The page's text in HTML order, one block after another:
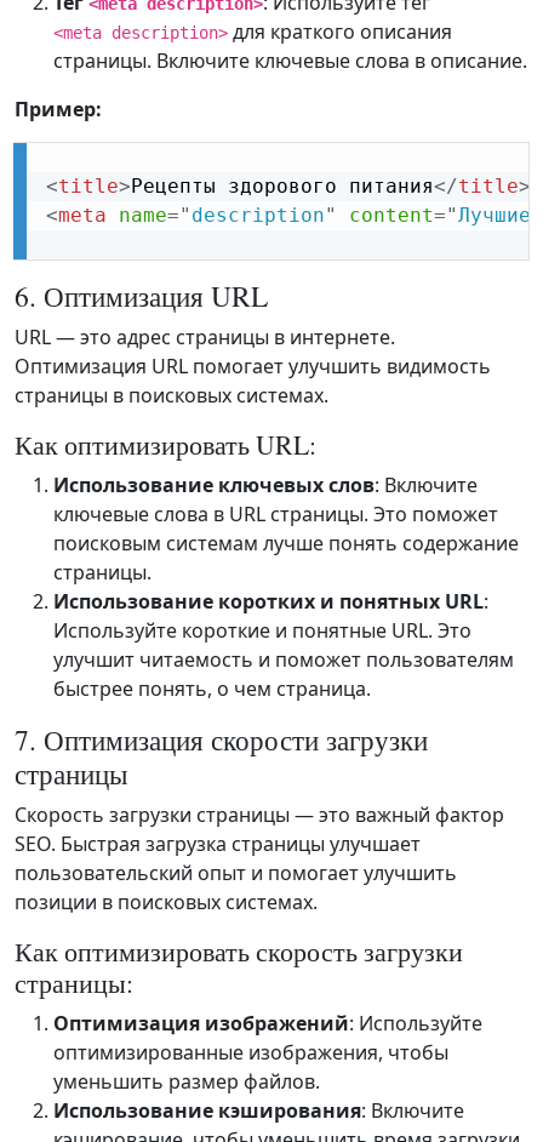
<meta description> для краткого описания
страницы. Включите ключевые слова в описание.
Пример:
<title>Рецепты здорового питания</title>
<meta name=" description" content="Лучшие
6. Оптимизация URL
URL — это адрес страницы в интернете.
Оптимизация URL помогает улучшить видимость
страницы в поисковых системах.
Как оптимизировать URL:
Использование ключевых слов: Включите
ключевые слова в URL страницы. Это поможет
поисковым системам лучше понять содержание
страницы.
Использование коротких и понятных URL:
Используйте короткие и понятные URL. Это
улучшит читаемость и поможет пользователям
быстрее понять, о чем страница.
7. Оптимизация скорости загрузки
страницы
Скорость загрузки страницы — это важный фактор
SEO. Быстрая загрузка страницы улучшает
пользовательский опыт и помогает улучшить
позиции в поисковых системах.
Как оптимизировать скорость загрузки
страницы:
Оптимизация изображений: Используйте
оптимизированные изображения, чтобы
уменьшить размер файлов.
Использование кэширования: Включите